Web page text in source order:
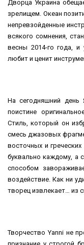
Дворца Украина
зрелищем. Океан
непревзойденные
всякого сомнения,
весны 2014-го года,
любит и ценит
На сегодняшний день
поистине
Стиль, который он
смесь джазовых
восточных и
буквально каждому, а
способом
воздействие. Как ни
творец извлекает… из
Творчество Yanni не